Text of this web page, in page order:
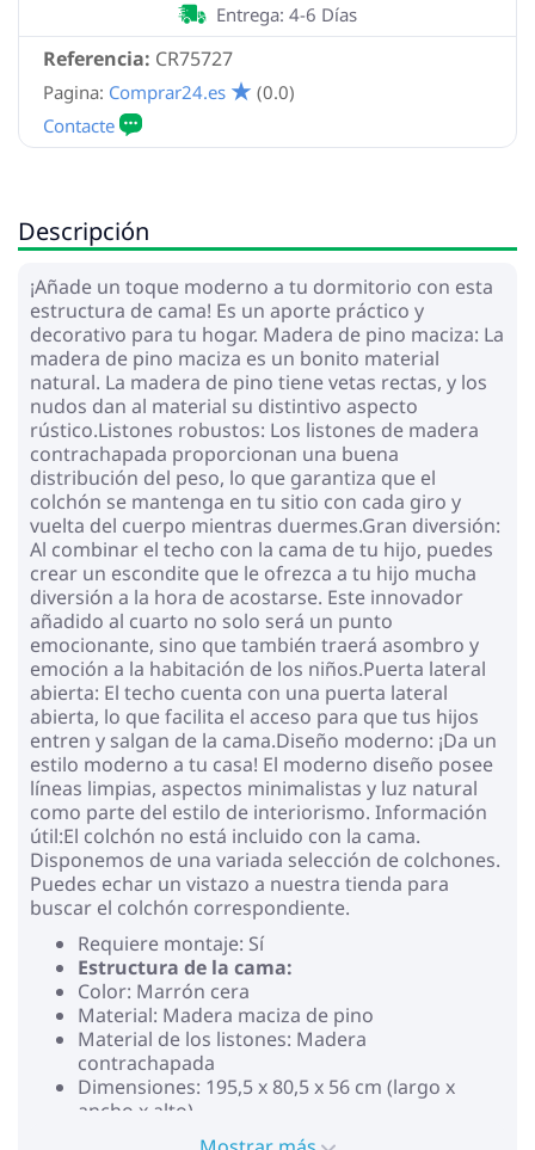
Referencia: CR75727
Entrega: 4-6 Días
Pagina: Comprar24.es (0.0)
Descripción
¡Añade un toque moderno a tu dormitorio con esta
estructura de cama! Es un aporte práctico y
decorativo para tu hogar. Madera de pino maciza: La
madera de pino maciza es un bonito material
natural. La madera de pino tiene vetas rectas, y los
nudos dan al material su distintivo aspecto
rústico.Listones robustos: Los listones de madera
contrachapada proporcionan una buena
distribución del peso, lo que garantiza que el
colchón se mantenga en tu sitio con cada giro y
vuelta del cuerpo mientras duermes.Gran diversión:
Al combinar el techo con la cama de tu hijo, puedes
crear un escondite que le ofrezca a tu hijo mucha
diversión a la hora de acostarse. Este innovador
añadido al cuarto no solo será un punto
emocionante, sino que también traerá asombro y
emoción a la habitación de los niños.Puerta lateral
abierta: El techo cuenta con una puerta lateral
abierta, lo que facilita el acceso para que tus hijos
entren y salgan de la cama.Diseño moderno: ¡Da un
estilo moderno a tu casa! El moderno diseño posee
líneas limpias, aspectos minimalistas y luz natural
como parte del estilo de interiorismo. Información
útil:El colchón no está incluido con la cama.
Disponemos de una variada selección de colchones.
Puedes echar un vistazo a nuestra tienda para
buscar el colchón correspondiente.
Requiere montaje: Sí
Estructura de la cama:
Color: Marrón cera
Material: Madera maciza de pino
Material de los listones: Madera
contrachapada
Dimensiones: 195,5 x 80,5 x 56 cm (largo x
ancho x alto)
Dimensiones adecuadas del colchón: 75 x 190